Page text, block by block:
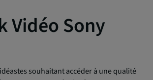
Vidéo Sony
souhaitant accéder à une qualité